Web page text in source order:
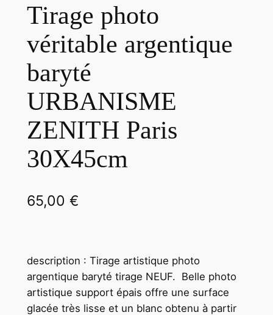
Tirage photo
véritable argentique
baryté
URBANISME
ZENITH Paris
30X45cm
65,00 €
description : Tirage artistique photo
argentique baryté tirage NEUF. Belle photo
artistique support épais offre une surface
glacée très lisse et un blanc obtenu à partir